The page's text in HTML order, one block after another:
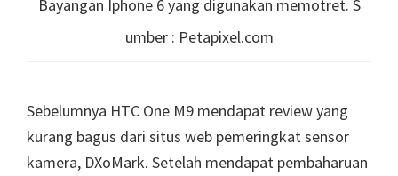
Bayangan Iphone 6 yang digunakan memotret. S
umber : Petapixel.com
Sebelumnya HTC One M9 mendapat review yang
kurang bagus dari situs web pemeringkat sensor
kamera, DXoMark. Setelah mendapat pembaharuan